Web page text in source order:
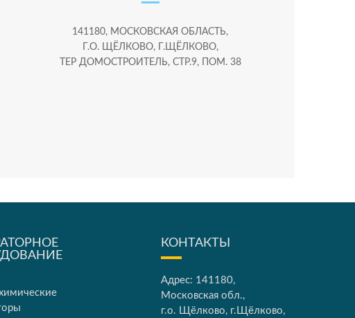
141180, МОСКОВСКАЯ ОБЛАСТЬ,
Г.О. ЩЁЛКОВО, Г.ЩЁЛКОВО,
ТЕР ДОМОСТРОИТЕЛЬ, СТР.9, ПОМ. 38
КОНТАКТЫ
Адрес: 141180,
Московская обл.,
г.о. Щёлково, г.Щёлково,